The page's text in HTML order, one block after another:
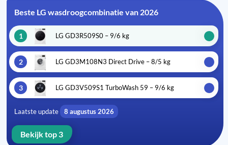
Beste LG wasdroogcombinatie van 2026
1 LG GD3R509S0 – 9/6 kg
2 LG GD3M108N3 Direct Drive – 8/5 kg
3 LG GD3V509S1 TurboWash 59 – 9/6 kg
Laatste update 8 augustus 2026
Bekijk top 3